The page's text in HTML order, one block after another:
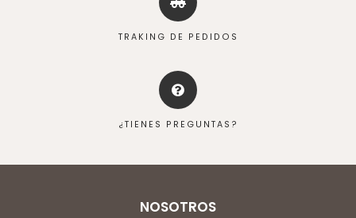
TRAKING DE PEDIDOS
¿TIENES PREGUNTAS?
NOSOTROS